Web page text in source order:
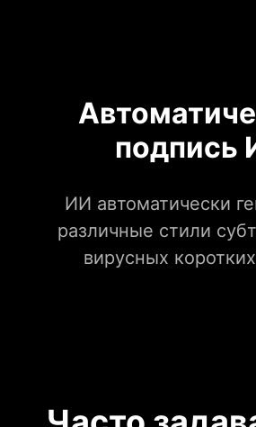
подпись
ИИ автоматически
различные стили
вирусных